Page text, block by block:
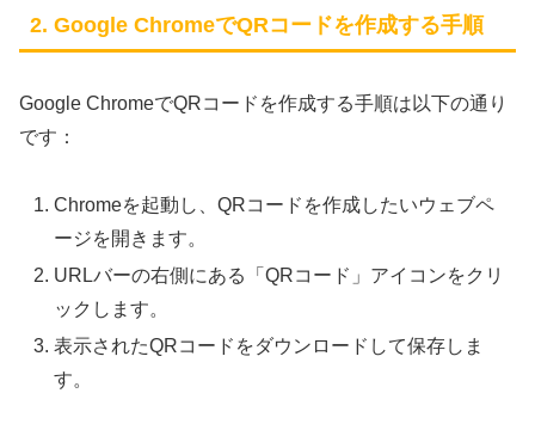
2. Google ChromeでQRコードを作成する手順
Google ChromeでQRコードを作成する手順は以下の通り
です：
Chromeを起動し、QRコードを作成したいウェブペ
ージを開きます。
URLバーの右側にある「QRコード」アイコンをクリ
ックします。
表示されたQRコードをダウンロードして保存しま
す。